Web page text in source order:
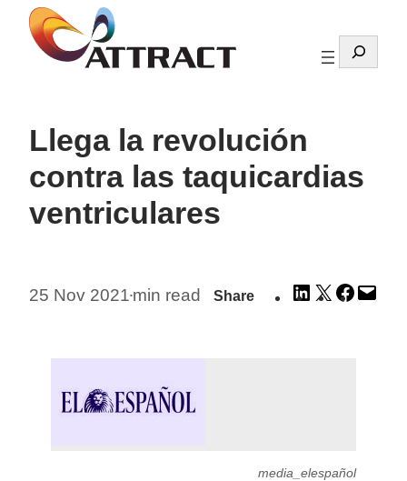
Skip
content
Search
Llega la revolución
contra las taquicardias
ventriculares
25 Nov 2021•min read Share
ShareShareShare
media_elespañol